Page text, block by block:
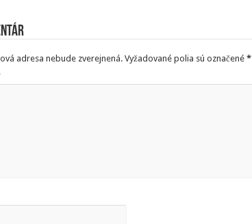
adresa nebude zverejnená. Vyžadované polia sú označené *